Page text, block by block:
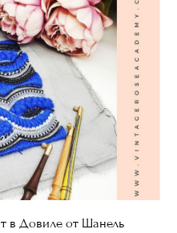
в Довиле от Шанель